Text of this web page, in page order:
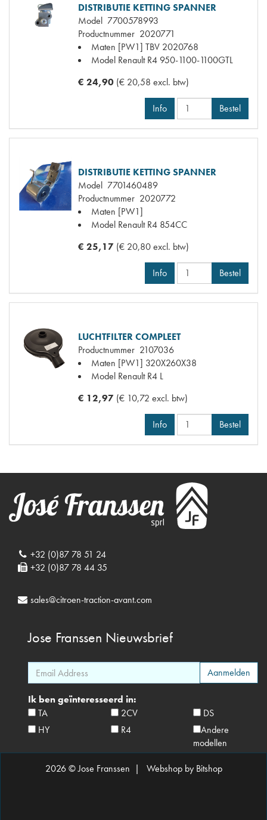
DISTRIBUTIE KETTING SPANNER
Model 7700578993
Productnummer 2020771
Maten [PW1] TBV 2020768
Model Renault R4 950-1100-1100GTL
€ 24,90 (€ 20,58 excl. btw)
Info Bestel
DISTRIBUTIE KETTING SPANNER
Model 7701460489
Productnummer 2020772
Maten [PW1]
Model Renault R4 854CC
€ 25,17 (€ 20,80 excl. btw)
Info Bestel
LUCHTFILTER COMPLEET
Productnummer 2107036
Maten [PW1] 320X260X38
Model Renault R4 L
€ 12,97 (€ 10,72 excl. btw)
Info Bestel
+32 (0)87 78 51 24
+32 (0)87 78 44 35
sales@citroen-traction-avant.com
Jose Franssen Nieuwsbrief
Ik ben geïnteresseerd in:
TA
2CV
DS
HY
R4
Andere
modellen
2026 © Jose Franssen | Webshop by Bitshop